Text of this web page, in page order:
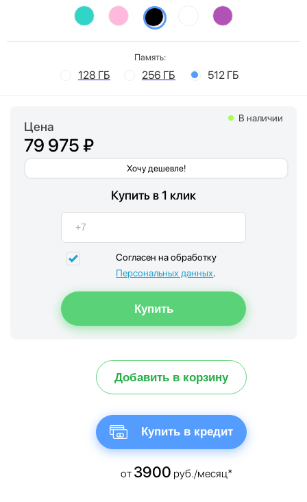
Память:
128 ГБ 256 ГБ 512 ГБ
Цена
79 975 ₽
Хочу дешевле!
В наличии
Купить в 1 клик
Согласен на обработку
Персональных данных.
Добавить в корзину
Купить в кредит
от 3900 руб./месяц*